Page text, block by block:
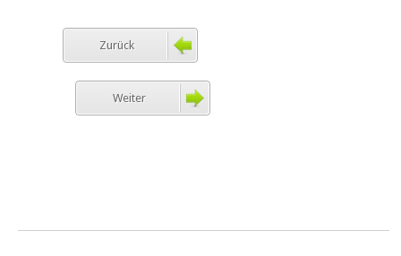
Zurück
Weiter